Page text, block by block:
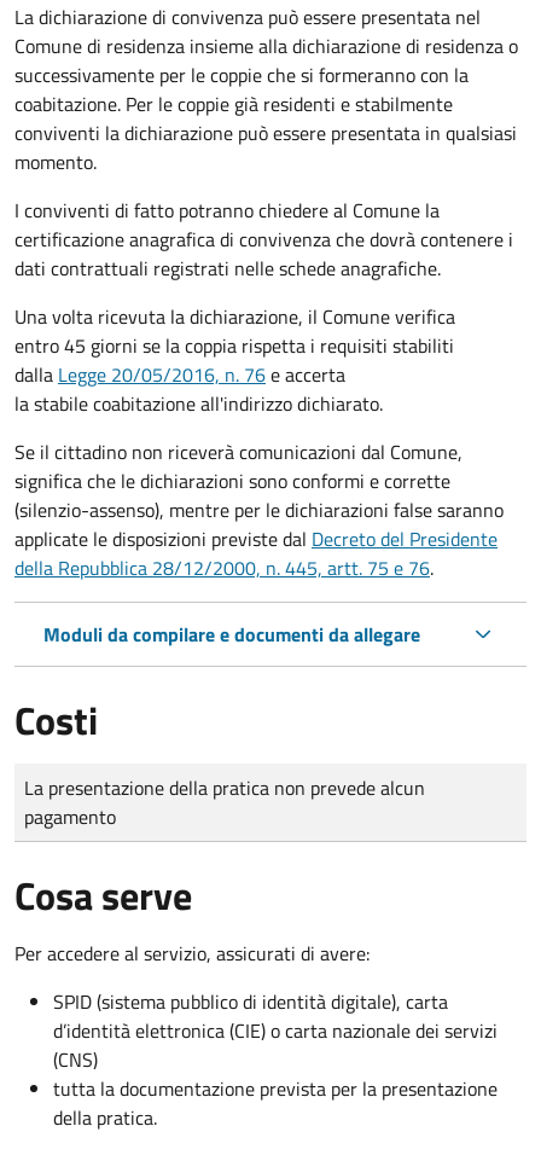
La dichiarazione di convivenza può essere presentata nel
Comune di residenza insieme alla dichiarazione di residenza o
successivamente per le coppie che si formeranno con la
coabitazione. Per le coppie già residenti e stabilmente
conviventi la dichiarazione può essere presentata in qualsiasi
momento.
I conviventi di fatto potranno chiedere al Comune la
certificazione anagrafica di convivenza che dovrà contenere i
dati contrattuali registrati nelle schede anagrafiche.
Una volta ricevuta la dichiarazione, il Comune verifica
entro 45 giorni se la coppia rispetta i requisiti stabiliti
dalla Legge 20/05/2016, n. 76e accerta
la stabile coabitazione all'indirizzo dichiarato.
Se il cittadino non riceverà comunicazioni dal Comune,
significa che le dichiarazioni sono conformi e corrette
(silenzio-assenso), mentre per le dichiarazioni false saranno
applicate le disposizioni previste dal Decreto del Presidente
della Repubblica 28/12/2000, n. 445, artt. 75 e 76.
Moduli da compilare e documenti da allegare
Costi
Tipo di pagamento
Importo
La presentazione della pratica non prevede alcun
pagamento
Cosa serve
Per accedere al servizio, assicurati di avere:
SPID (sistema pubblico di identità digitale), carta
d’identità elettronica (CIE) o carta nazionale dei servizi
(CNS)
tutta la documentazione prevista per la presentazione
della pratica.